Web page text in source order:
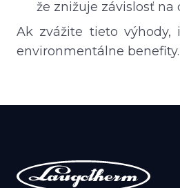
že znižuje závislosť na
Ak zvážite tieto výhody,
environmentálne benefity.